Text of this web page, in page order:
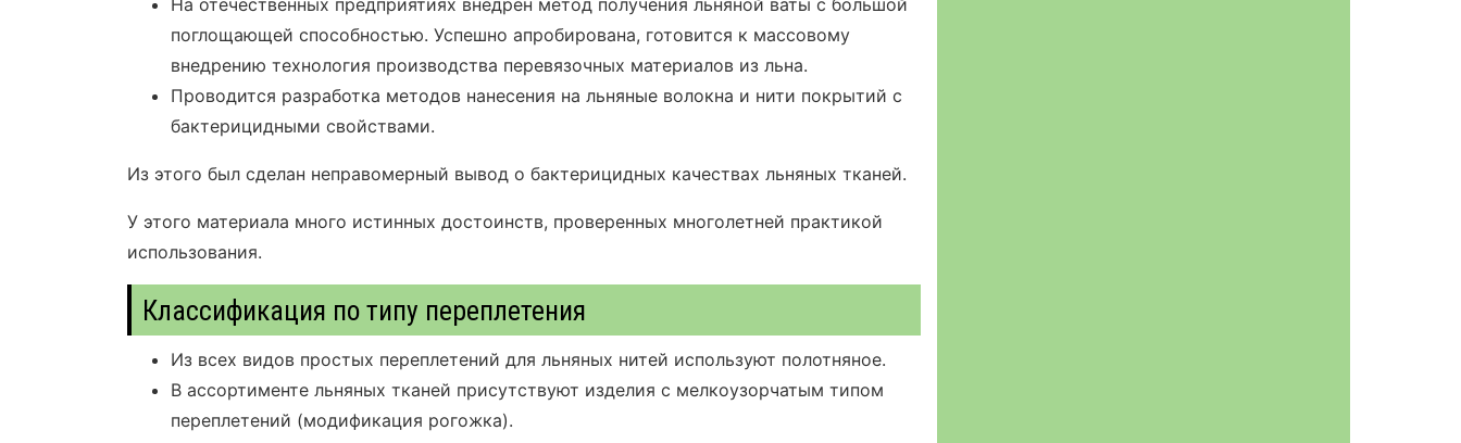
На отечественных предприятиях внедрен метод получения льняной ваты с большой
поглощающей способностью. Успешно апробирована, готовится к массовому
внедрению технология производства перевязочных материалов из льна.
Проводится разработка методов нанесения на льняные волокна и нити покрытий с
бактерицидными свойствами.
Из этого был сделан неправомерный вывод о бактерицидных качествах льняных тканей.
У этого материала много истинных достоинств, проверенных многолетней практикой
использования.
Классификация по типу переплетения
Из всех видов простых переплетений для льняных нитей используют полотняное.
В ассортименте льняных тканей присутствуют изделия с мелкоузорчатым типом
переплетений (модификация рогожка).